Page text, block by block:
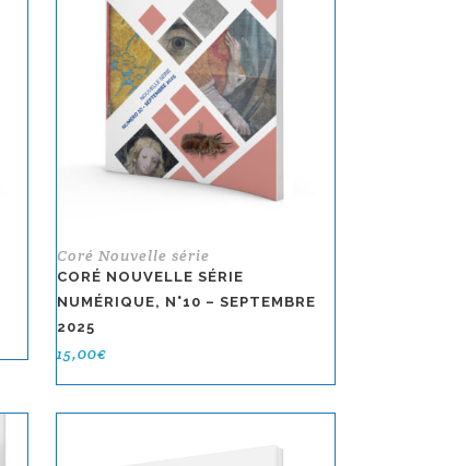
Coré Nouvelle série
CORÉ NOUVELLE SÉRIE
NUMÉRIQUE, N°10 – SEPTEMBRE
2025
15,00€